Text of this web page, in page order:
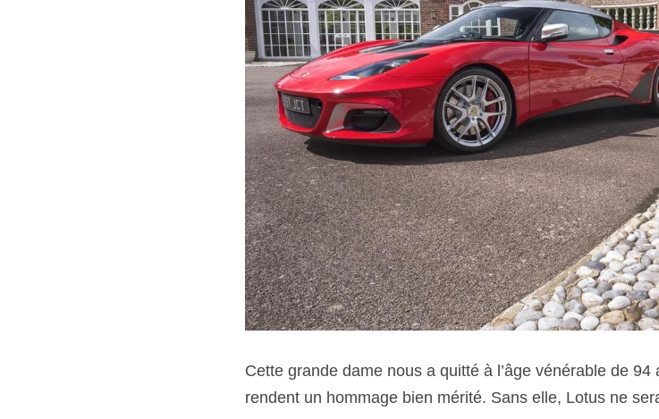
Cette grande dame nous a quitté à l’âge vénérable de
rendent un hommage bien mérité. Sans elle, Lotus ne